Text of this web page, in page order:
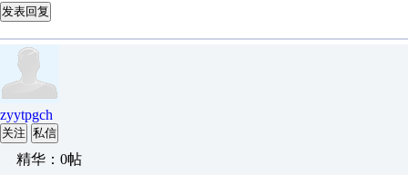
发表回复
zyytpgch
关注 私信
精华：0帖